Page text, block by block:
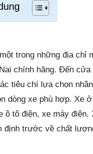
trong những địa chỉ
chính hãng. Đến cửa
tiêu chí lựa chọn
dòng xe phù hợp. Xe
ô tô điện, xe máy điện.
định trước về chất